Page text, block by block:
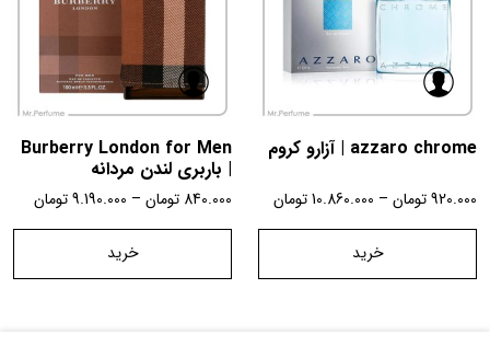
azzaro chrome | آزارو کروم
920.000تومان –
10.860.000تومان
خرید
Burberry London for Men
| باربری لندن مردانه
840.000 تومان –
9.190.000تومان
خرید